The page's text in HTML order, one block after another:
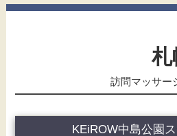
札
訪問マッサー
KEiROW中島公園